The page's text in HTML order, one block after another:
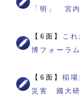
「明」 宮
【6面】
こ
博フォーラ
【6面】稲
災害 國大研